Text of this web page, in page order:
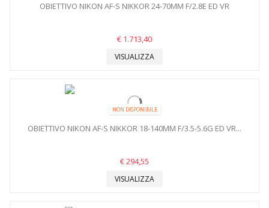
OBIETTIVO NIKON AF-S NIKKOR 24-70MM F/2.8E ED VR
€ 1.713,40
VISUALIZZA
NON DISPONIBILE
OBIETTIVO NIKON AF-S NIKKOR 18-140MM F/3.5-5.6G ED VR...
€ 294,55
VISUALIZZA